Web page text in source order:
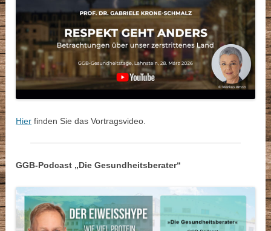
Hier finden Sie das Vortragsvideo.
GGB-Podcast „Die Gesundheitsberater“